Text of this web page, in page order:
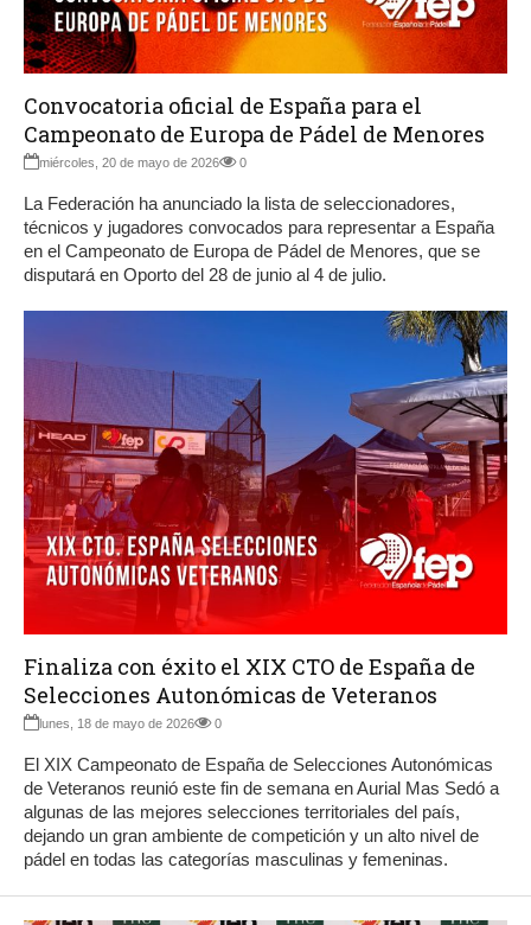
Convocatoria oficial de España para el
Campeonato de Europa de Pádel de Menores
miércoles, 20 de mayo de 2026 0
La Federación ha anunciado la lista de seleccionadores,
técnicos y jugadores convocados para representar a España
en el Campeonato de Europa de Pádel de Menores, que se
disputará en Oporto del 28 de junio al 4 de julio.
Finaliza con éxito el XIX CTO de España de
Selecciones Autonómicas de Veteranos
lunes, 18 de mayo de 2026 0
El XIX Campeonato de España de Selecciones Autonómicas
de Veteranos reunió este fin de semana en Aurial Mas Sedó a
algunas de las mejores selecciones territoriales del país,
dejando un gran ambiente de competición y un alto nivel de
pádel en todas las categorías masculinas y femeninas.